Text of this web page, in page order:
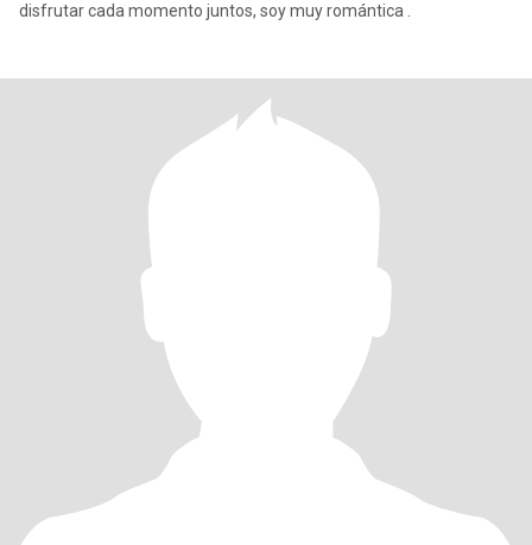
disfrutar cada momento juntos, soy muy romántica .